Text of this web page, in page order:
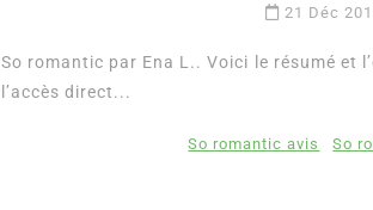
21 Déc
So romantic par Ena L.. Voici le résumé et
l’accès direct...
So romantic avis So
Romances – l’actualité :
2026
6 Juil 2026
littérature sentimentale romance